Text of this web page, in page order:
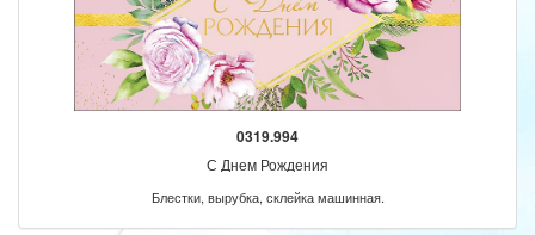
0319.994
С Днем Рождения
Блестки, вырубка, склейка машинная.